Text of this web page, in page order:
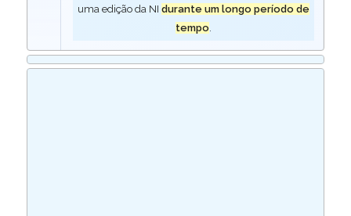
uma edição da NI durante um longo período de
tempo.